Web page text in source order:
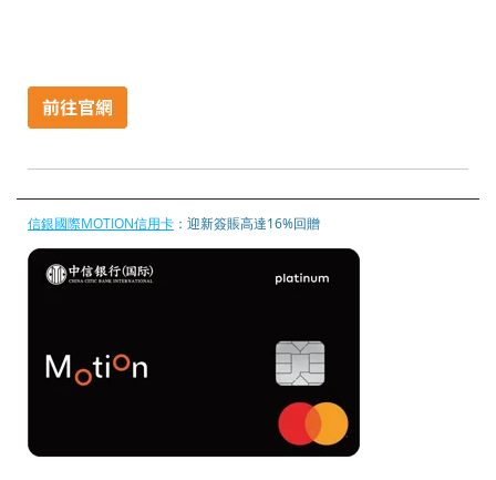
信銀國際MOTION信用卡 ：迎新簽賬高達16%回贈